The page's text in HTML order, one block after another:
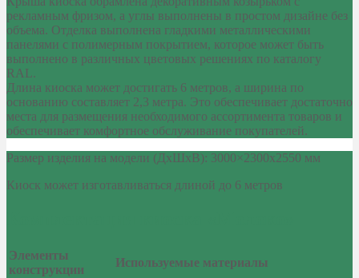
рекламным фризом, а углы выполнены в простом дизайне без
объема. Отделка выполнена гладкими металлическими
панелями с полимерным покрытием, которое может быть
выполнено в различных цветовых решениях по каталогу
RAL.
Длина киоска может достигать 6 метров, а ширина по
основанию составляет 2,3 метра. Это обеспечивает достаточно
места для размещения необходимого ассортимента товаров и
обеспечивает комфортное обслуживание покупателей.
Размер изделия на модели (ДхШхВ): 3000×2300х2550 мм
Киоск может изготавливаться длиной до 6 метров
Элементы
конструкции
Используемые материалы